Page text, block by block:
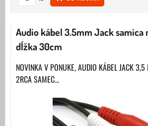
Audio kábel 3.5mm Jack samica
dĺžka 30cm
NOVINKA V PONUKE, AUDIO KÁBEL JACK
2RCA SAMEC...